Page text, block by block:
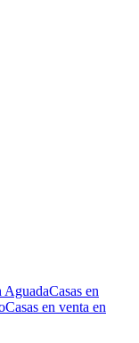
AguadaCasas en
Casas en venta en